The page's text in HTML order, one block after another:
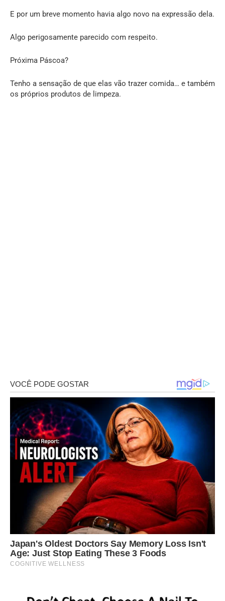
E por um breve momento havia algo novo na expressão dela.
Algo perigosamente parecido com respeito.
Próxima Páscoa?
Tenho a sensação de que elas vão trazer comida… e também
os próprios produtos de limpeza.